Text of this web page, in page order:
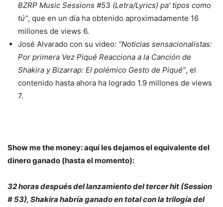
BZRP Music Sessions #53 (Letra/Lyrics) pa’ tipos como
tú”, que en un día ha obtenido aproximadamente 16
millones de views 6.
José Alvarado con su video: “Noticias sensacionalistas:
Por primera Vez Piqué Reacciona a la Canción de
Shakira y Bizarrap: El polémico Gesto de Piqué”, el
contenido hasta ahora ha logrado 1.9 millones de views
7.
Show me the money: aquí les dejamos el equivalente del
dinero ganado (hasta el momento):
32 horas después del lanzamiento del tercer hit (Session
# 53), Shakira habría ganado en total con la trilogía del